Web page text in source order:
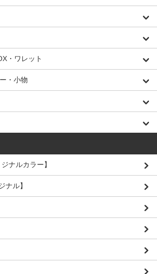
・ワレット
・小物
ナルカラー】
ナル】